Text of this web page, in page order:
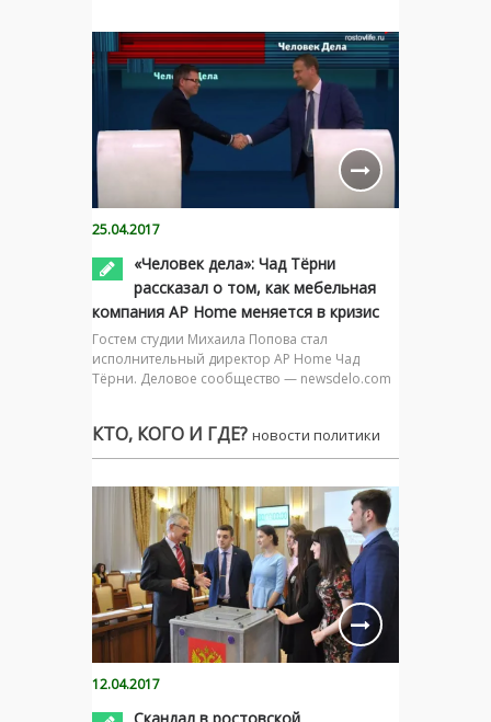
25.04.2017
«Человек дела»: Чад Тёрни
рассказал о том, как мебельная
компания AP Home меняется в кризис
Гостем студии Михаила Попова стал
исполнительный директор AP Home Чад
Тёрни. Деловое сообщество — newsdelo.com
КТО, КОГО И ГДЕ? новости политики
12.04.2017